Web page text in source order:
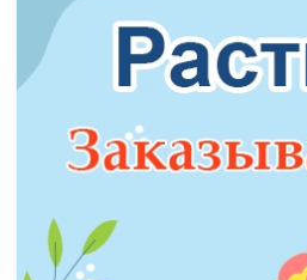
Плодовые растения
Декоративные растения